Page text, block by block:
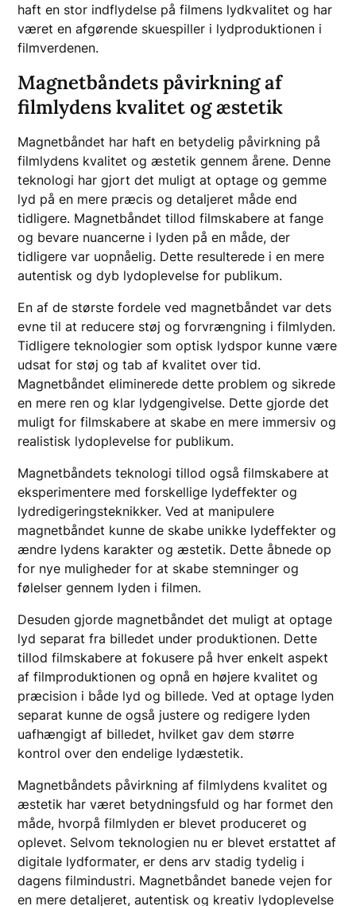
haft en stor indflydelse på filmens lydkvalitet og har
været en afgørende skuespiller i lydproduktionen i
filmverdenen.
Magnetbåndets påvirkning af
filmlydens kvalitet og æstetik
Magnetbåndet har haft en betydelig påvirkning på
filmlydens kvalitet og æstetik gennem årene. Denne
teknologi har gjort det muligt at optage og gemme
lyd på en mere præcis og detaljeret måde end
tidligere. Magnetbåndet tillod filmskabere at fange
og bevare nuancerne i lyden på en måde, der
tidligere var uopnåelig. Dette resulterede i en mere
autentisk og dyb lydoplevelse for publikum.
En af de største fordele ved magnetbåndet var dets
evne til at reducere støj og forvrængning i filmlyden.
Tidligere teknologier som optisk lydspor kunne være
udsat for støj og tab af kvalitet over tid.
Magnetbåndet eliminerede dette problem og sikrede
en mere ren og klar lydgengivelse. Dette gjorde det
muligt for filmskabere at skabe en mere immersiv og
realistisk lydoplevelse for publikum.
Magnetbåndets teknologi tillod også filmskabere at
eksperimentere med forskellige lydeffekter og
lydredigeringsteknikker. Ved at manipulere
magnetbåndet kunne de skabe unikke lydeffekter og
ændre lydens karakter og æstetik. Dette åbnede op
for nye muligheder for at skabe stemninger og
følelser gennem lyden i filmen.
Desuden gjorde magnetbåndet det muligt at optage
lyd separat fra billedet under produktionen. Dette
tillod filmskabere at fokusere på hver enkelt aspekt
af filmproduktionen og opnå en højere kvalitet og
præcision i både lyd og billede. Ved at optage lyden
separat kunne de også justere og redigere lyden
uafhængigt af billedet, hvilket gav dem større
kontrol over den endelige lydæstetik.
Magnetbåndets påvirkning af filmlydens kvalitet og
æstetik har været betydningsfuld og har formet den
måde, hvorpå filmlyden er blevet produceret og
oplevet. Selvom teknologien nu er blevet erstattet af
digitale lydformater, er dens arv stadig tydelig i
dagens filmindustri. Magnetbåndet banede vejen for
en mere detaljeret, autentisk og kreativ lydoplevelse